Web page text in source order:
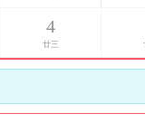
4
廿三